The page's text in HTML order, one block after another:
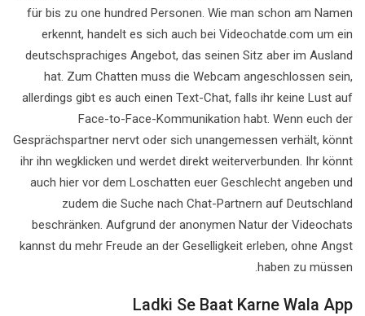
für bis zu one hundred Personen. Wie man schon am Namen
erkennt, handelt es sich auch bei Videochatde.com um ein
deutschsprachiges Angebot, das seinen Sitz aber im Ausland
hat. Zum Chatten muss die Webcam angeschlossen sein,
allerdings gibt es auch einen Text-Chat, falls ihr keine Lust auf
Face-to-Face-Kommunikation habt. Wenn euch der
Gesprächspartner nervt oder sich unangemessen verhält, könnt
ihr ihn wegklicken und werdet direkt weiterverbunden. Ihr könnt
auch hier vor dem Loschatten euer Geschlecht angeben und
zudem die Suche nach Chat-Partnern auf Deutschland
beschränken. Aufgrund der anonymen Natur der Videochats
kannst du mehr Freude an der Geselligkeit erleben, ohne Angst
haben zu müssen.
Ladki Se Baat Karne Wala App